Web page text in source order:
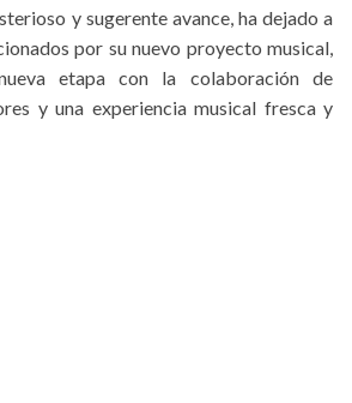
y sugerente avance, ha dejado a
por su nuevo proyecto musical,
etapa con la colaboración de
y una experiencia musical fresca y